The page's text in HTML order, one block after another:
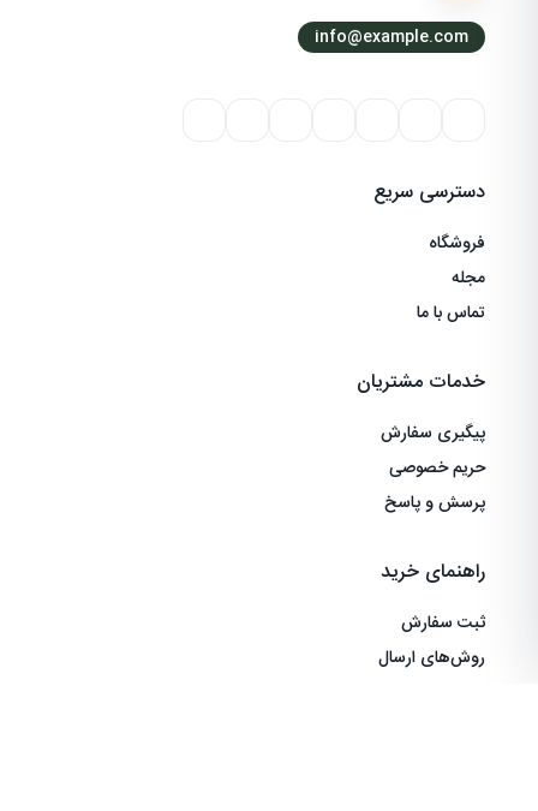
info@example.com
دسترسی سریع
فروشگاه
مجله
تماس با ما
خدمات مشتریان
پیگیری سفارش
حریم خصوصی
پرسش و پاسخ
راهنمای خرید
ثبت سفارش
روش‌های ارسال